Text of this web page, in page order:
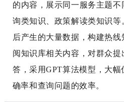
的内容，展示同一服务主题
询类知识、政策解读类知识
后产生的大量数据，构建热
阅知识库相关内容，对群众
答，采用GPT算法模型，大
确率和查询问题的效率。